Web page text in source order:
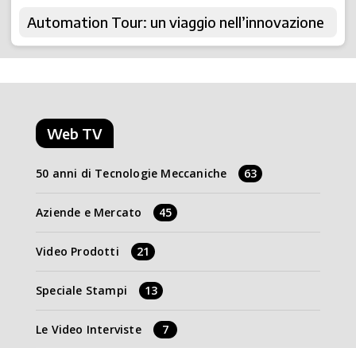
Automation Tour: un viaggio nell’innovazione
Web TV
50 anni di Tecnologie Meccaniche 63
Aziende e Mercato 45
Video Prodotti 21
Speciale Stampi 13
Le Video Interviste 7